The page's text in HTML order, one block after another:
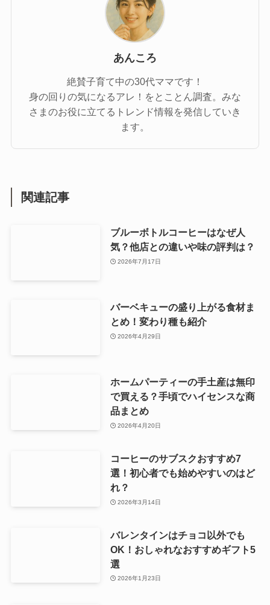
あんころ
絶賛子育て中の30代ママです！
身の回りの気になるアレ！をとことん調査。みな
さまのお役に立てるトレンド情報を発信していき
ます。
関連記事
ブルーボトルコーヒーはなぜ人
気？他店との違いや味の評判は？
2026年7月17日
バーベキューの盛り上がる食材ま
とめ！変わり種も紹介
2026年4月29日
ホームパーティーの手土産は無印
で買える？手頃でハイセンスな商
品まとめ
2026年4月20日
コーヒーのサブスクおすすめ7
選！初心者でも始めやすいのはど
れ？
2026年3月14日
バレンタインはチョコ以外でも
OK！おしゃれなおすすめギフト5
選
2026年1月23日